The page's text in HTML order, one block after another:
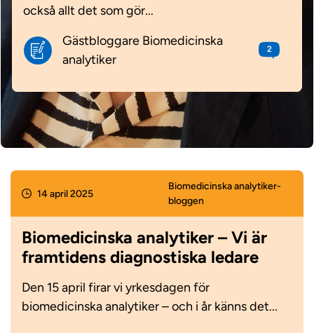
också allt det som gör...
Gästbloggare Biomedicinska
analytiker
2
14 april 2025
Biomedicinska analytiker­
bloggen
Biomedicinska analytiker – Vi är
framtidens diagnostiska ledare
Den 15 april firar vi yrkesdagen för
biomedicinska analytiker – och i år känns det...